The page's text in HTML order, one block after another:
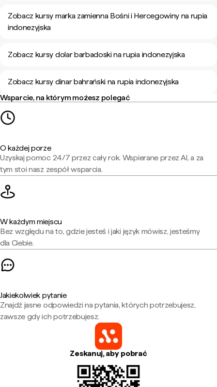
Zobacz kursy marka zamienna Bośni i Hercegowiny na rupia
indonezyjska
Zobacz kursy dolar barbadoski na rupia indonezyjska
Zobacz kursy dinar bahrański na rupia indonezyjska
Wsparcie, na którym możesz polegać
O każdej porze
Uzyskaj pomoc 24/7 przez cały rok. Wspierane przez AI, a za
tym stoi nasz zespół wsparcia.
W każdym miejscu
Bez względu na to, gdzie jesteś i jaki język mówisz, jesteśmy
dla Ciebie.
Jakiekolwiek pytanie
Znajdź jasne odpowiedzi na pytania, których potrzebujesz,
zawsze gdy ich potrzebujesz.
Zeskanuj, aby pobrać